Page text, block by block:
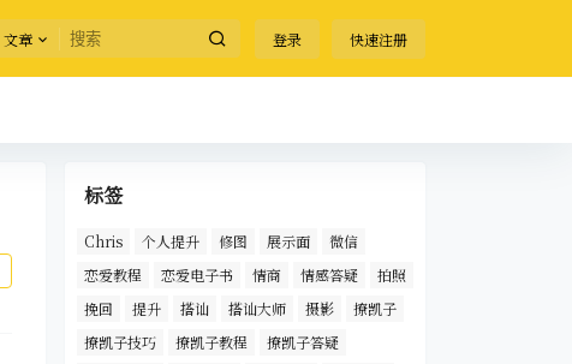
文章 登录 快速注册
标签
Chris 个人提升 修图 展示面
微信
恋爱教程
恋爱电子书 情商 情感答疑
拍照
挽回
提升 搭讪 搭讪大师 摄影
撩凯子
撩凯子技巧
撩凯子教程
撩凯子答疑